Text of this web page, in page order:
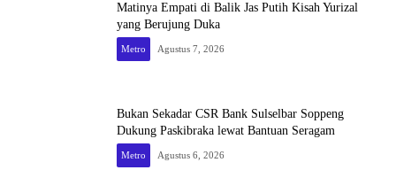
Matinya Empati di Balik Jas Putih Kisah Yurizal
yang Berujung Duka
Metro Agustus 7, 2026
Bukan Sekadar CSR Bank Sulselbar Soppeng
Dukung Paskibraka lewat Bantuan Seragam
Metro Agustus 6, 2026